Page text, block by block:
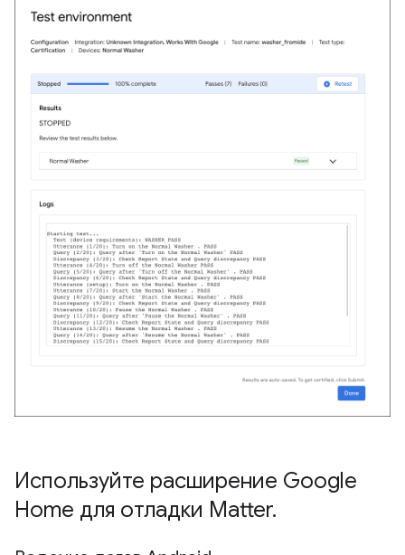
Используйте расширение Google
Home для отладки Matter.